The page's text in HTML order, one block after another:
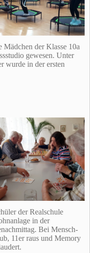
Mädchen der Klasse 10a
gewesen. Unter
wurde in der ersten
der Realschule
in der
Bei Mensch-
11er raus und Memory